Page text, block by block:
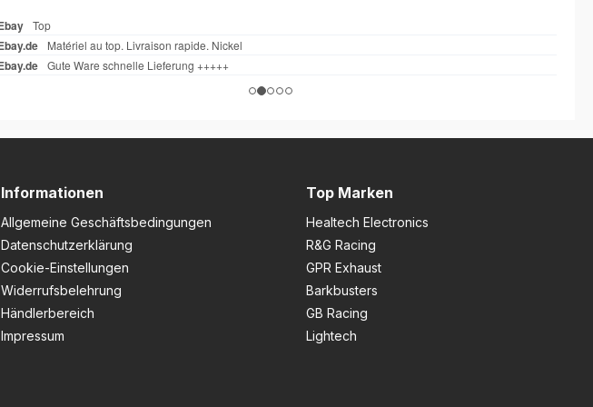
Informationen
Allgemeine Geschäftsbedingungen
Datenschutzerklärung
Cookie-Einstellungen
Widerrufsbelehrung
Händlerbereich
Impressum
Top Marken
Healtech Electronics
R&G Racing
GPR Exhaust
Barkbusters
GB Racing
Lightech